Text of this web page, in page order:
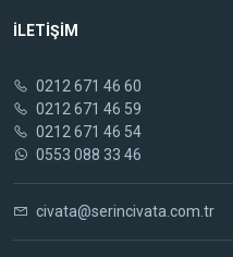
İLETİŞİM
0212 671 46 60
0212 671 46 59
0212 671 46 54
0553 088 33 46
civata@serincivata.com.tr